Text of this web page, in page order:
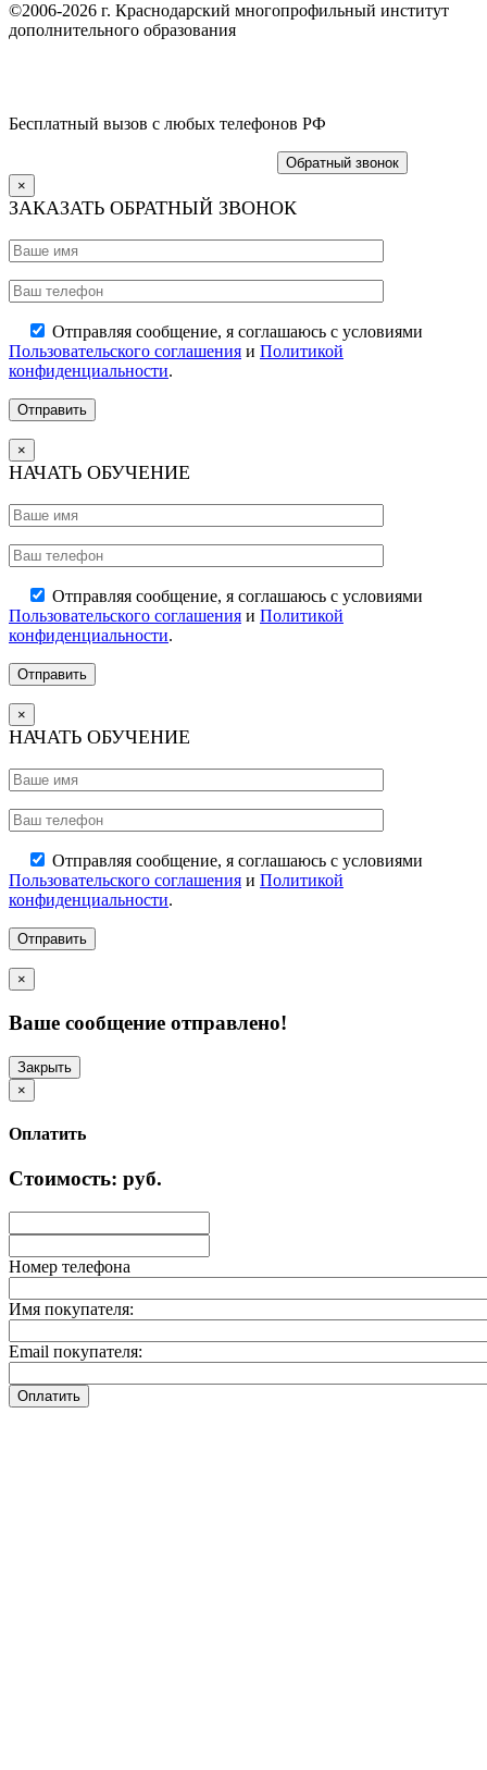
©2006-2026 г. Краснодарский многопрофильный институт
дополнительного образования
Бесплатный вызов с любых телефонов РФ
Обратный звонок
×
ЗАКАЗАТЬ ОБРАТНЫЙ ЗВОНОК
Отправляя сообщение, я соглашаюсь с условиями
Пользовательского соглашения и Политикой
конфиденциальности.
×
НАЧАТЬ ОБУЧЕНИЕ
Отправляя сообщение, я соглашаюсь с условиями
Пользовательского соглашения и Политикой
конфиденциальности.
×
НАЧАТЬ ОБУЧЕНИЕ
Отправляя сообщение, я соглашаюсь с условиями
Пользовательского соглашения и Политикой
конфиденциальности.
×
Ваше сообщение отправлено!
Закрыть
×
Оплатить
Стоимость: руб.
Номер телефона
Имя покупателя:
Email покупателя:
Оплатить